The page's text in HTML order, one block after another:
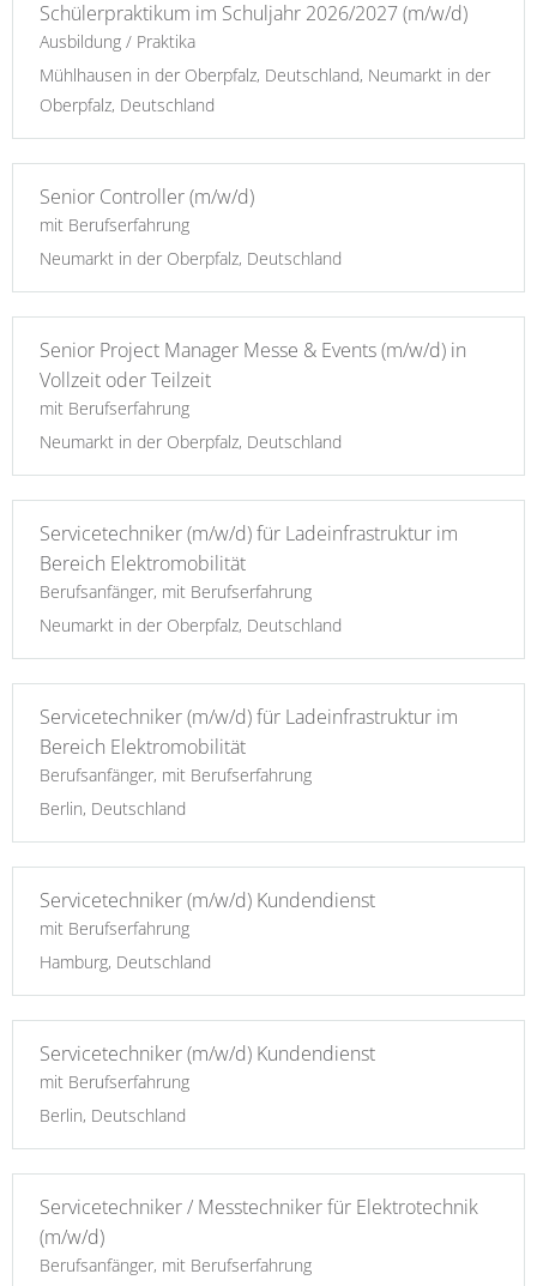
Schülerpraktikum im Schuljahr 2026/2027 (m/w/d)
Ausbildung / Praktika
Mühlhausen in der Oberpfalz, Deutschland, Neumarkt in der
Oberpfalz, Deutschland
Senior Controller (m/w/d)
mit Berufserfahrung
Neumarkt in der Oberpfalz, Deutschland
Senior Project Manager Messe & Events (m/w/d) in
Vollzeit oder Teilzeit
mit Berufserfahrung
Neumarkt in der Oberpfalz, Deutschland
Servicetechniker (m/w/d) für Ladeinfrastruktur im
Bereich Elektromobilität
Berufsanfänger, mit Berufserfahrung
Neumarkt in der Oberpfalz, Deutschland
Servicetechniker (m/w/d) für Ladeinfrastruktur im
Bereich Elektromobilität
Berufsanfänger, mit Berufserfahrung
Berlin, Deutschland
Servicetechniker (m/w/d) Kundendienst
mit Berufserfahrung
Hamburg, Deutschland
Servicetechniker (m/w/d) Kundendienst
mit Berufserfahrung
Berlin, Deutschland
Servicetechniker / Messtechniker für Elektrotechnik
(m/w/d)
Berufsanfänger, mit Berufserfahrung